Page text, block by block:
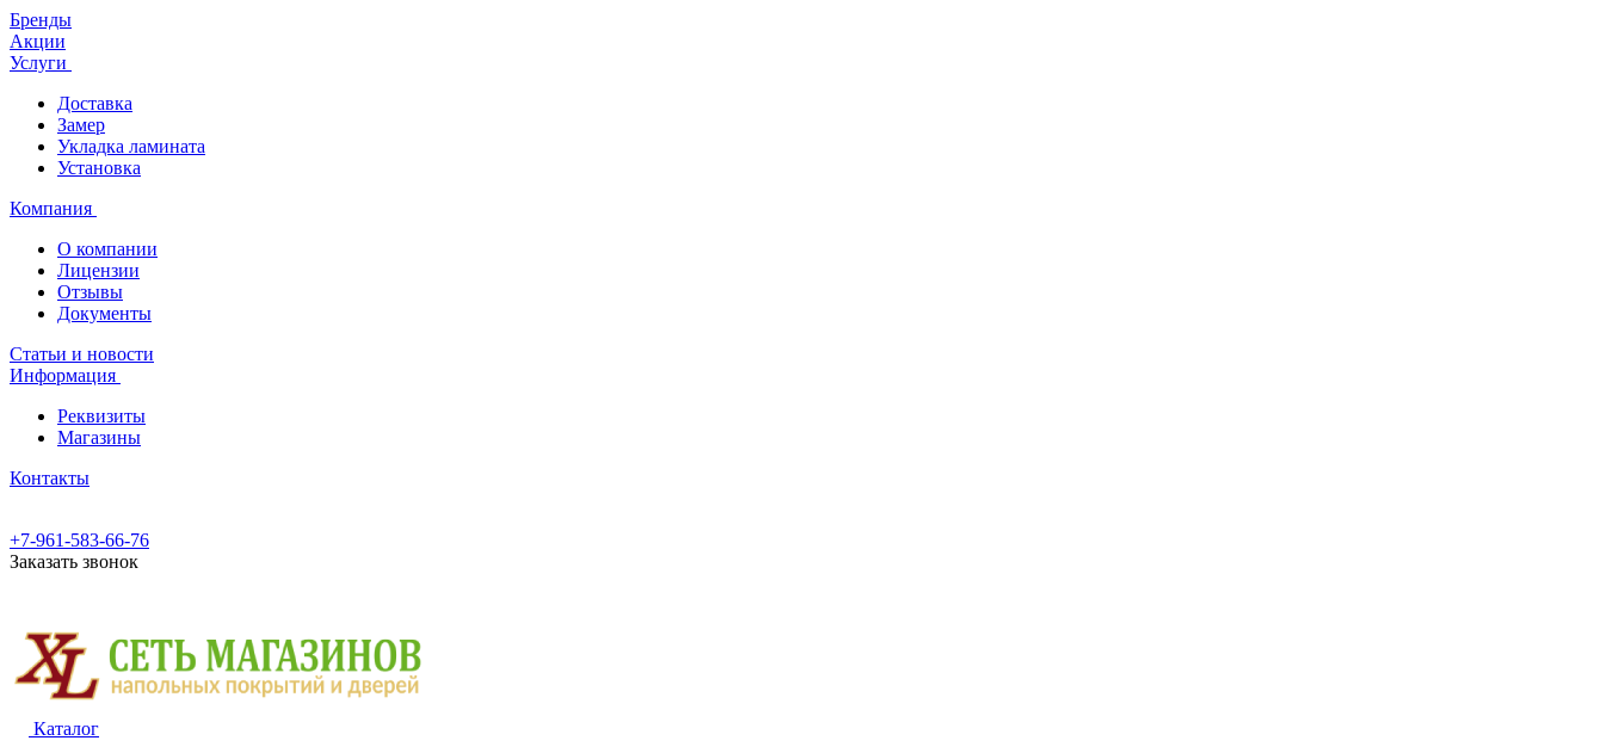
Бренды
Акции
Услуги
Доставка
Замер
Укладка ламината
Установка
Компания
О компании
Лицензии
Отзывы
Документы
Статьи и новости
Информация
Реквизиты
Магазины
Контакты
+7-961-583-66-76
Заказать звонок
Каталог